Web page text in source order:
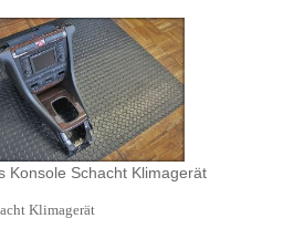
Konsole Schacht Klimagerät
Klimagerät